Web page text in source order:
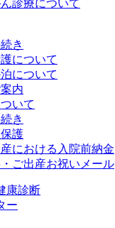
診療について
き
について
について
内
いて
き
護
における入院前納金
ご出産お祝いメール
康診断
ー